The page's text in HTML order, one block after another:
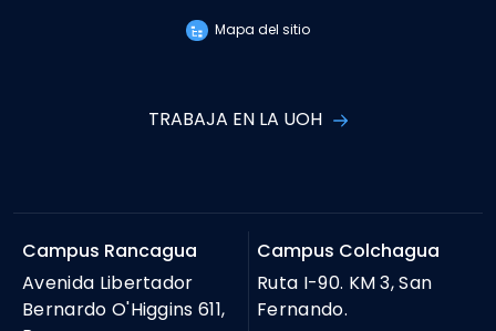
Mapa del sitio
TRABAJA EN LA UOH
Campus Rancagua
Avenida Libertador
Bernardo O'Higgins 611,
Campus Colchagua
Ruta I-90. KM 3, San
Fernando.